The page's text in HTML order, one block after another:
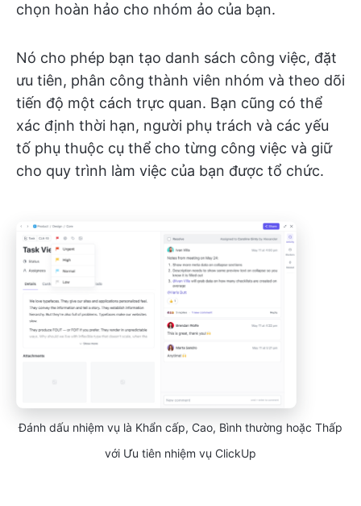
chọn hoàn hảo cho nhóm ảo của bạn.
Nó cho phép bạn tạo danh sách công việc, đặt
ưu tiên, phân công thành viên nhóm và theo dõi
tiến độ một cách trực quan. Bạn cũng có thể
xác định thời hạn, người phụ trách và các yếu
tố phụ thuộc cụ thể cho từng công việc và giữ
cho quy trình làm việc của bạn được tổ chức.
Đánh dấu nhiệm vụ là Khẩn cấp, Cao, Bình thường hoặc Thấp
với Ưu tiên nhiệm vụ ClickUp